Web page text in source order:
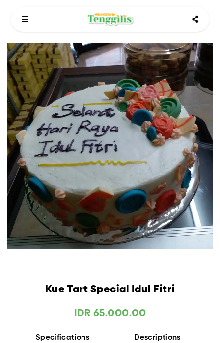
Kue Tart Special Idul Fitri
IDR 65.000.00
Specifications Descriptions